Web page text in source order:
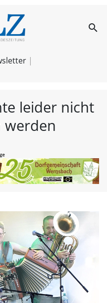
– search
leider nicht
werden